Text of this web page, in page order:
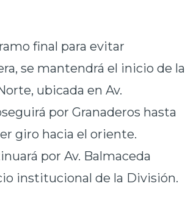
final para evitar
se mantendrá el inicio de la
ubicada en Av.
por Granaderos hasta
giro hacia el oriente.
por Av. Balmaceda
institucional de la División.